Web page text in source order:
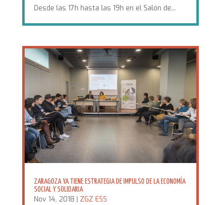
Desde las 17h hasta las 19h en el Salón de...
ZARAGOZA YA TIENE ESTRATEGIA DE IMPULSO DE LA ECONOMÍA
SOCIAL Y SOLIDARIA
Nov 14, 2018 | ZGZ ESS